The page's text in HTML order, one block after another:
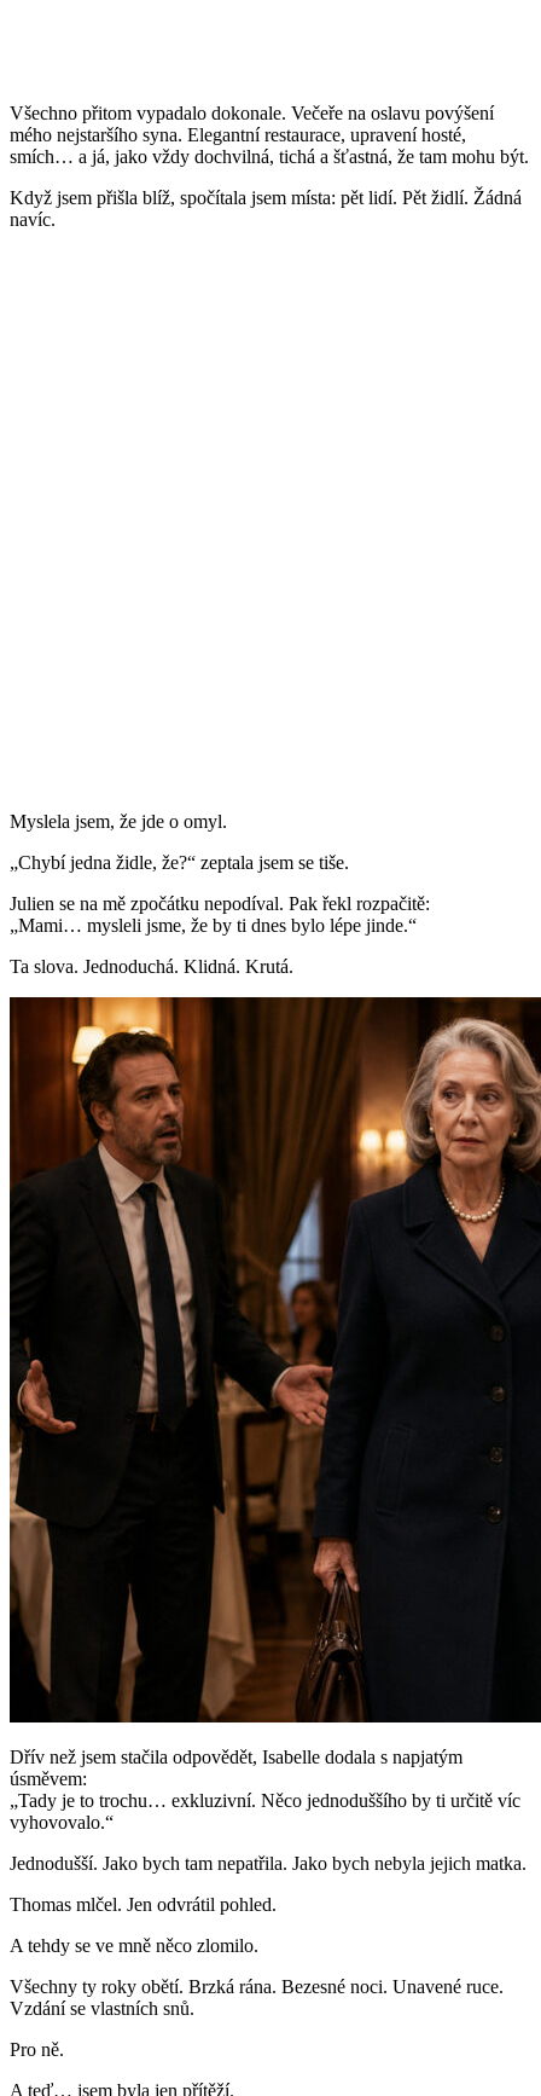
Všechno přitom vypadalo dokonale. Večeře na oslavu povýšení
mého nejstaršího syna. Elegantní restaurace, upravení hosté,
smích… a já, jako vždy dochvilná, tichá a šťastná, že tam mohu být.
Když jsem přišla blíž, spočítala jsem místa: pět lidí. Pět židlí. Žádná
navíc.
Myslela jsem, že jde o omyl.
„Chybí jedna židle, že?“ zeptala jsem se tiše.
Julien se na mě zpočátku nepodíval. Pak řekl rozpačitě:
„Mami… mysleli jsme, že by ti dnes bylo lépe jinde.“
Ta slova. Jednoduchá. Klidná. Krutá.
Dřív než jsem stačila odpovědět, Isabelle dodala s napjatým
úsměvem:
„Tady je to trochu… exkluzivní. Něco jednoduššího by ti určitě víc
vyhovovalo.“
Jednodušší. Jako bych tam nepatřila. Jako bych nebyla jejich matka.
Thomas mlčel. Jen odvrátil pohled.
A tehdy se ve mně něco zlomilo.
Všechny ty roky obětí. Brzká rána. Bezesné noci. Unavené ruce.
Vzdání se vlastních snů.
Pro ně.
A teď… jsem byla jen přítěží.